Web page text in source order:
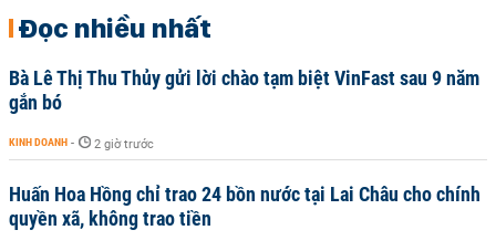
Đọc nhiều nhất
Bà Lê Thị Thu Thủy gửi lời chào tạm biệt VinFast sau 9 năm
gắn bó
KINH DOANH - 2 giờ trước
Huấn Hoa Hồng chỉ trao 24 bồn nước tại Lai Châu cho chính
quyền xã, không trao tiền